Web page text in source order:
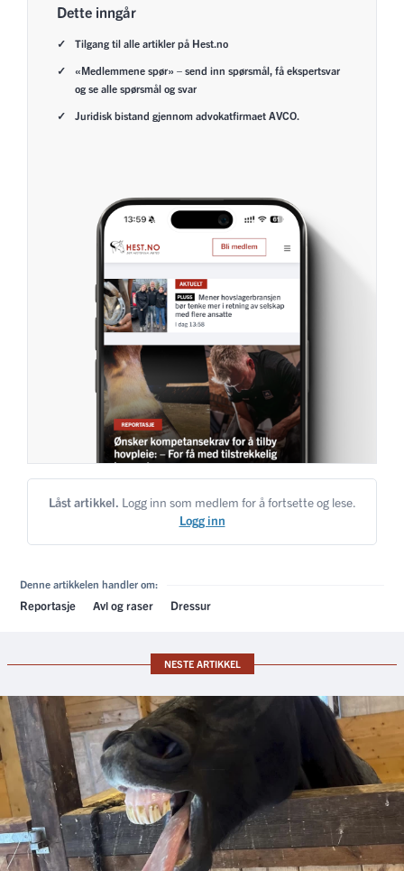
Dette inngår
Tilgang til alle artikler på Hest.no
«Medlemmene spør» – send inn spørsmål, få ekspertsvar
og se alle spørsmål og svar
Juridisk bistand gjennom advokatfirmaet AVCO.
Låst artikkel. Logg inn som medlem for å fortsette og lese.
Logg inn
Denne artikkelen handler om:
Reportasje Avl og raser Dressur
NESTE ARTIKKEL